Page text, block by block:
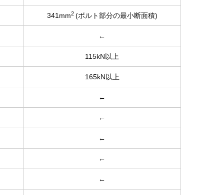
341mm2 (ボルト部分の最小断面積)
←
115kN以上
165kN以上
←
←
←
←
←